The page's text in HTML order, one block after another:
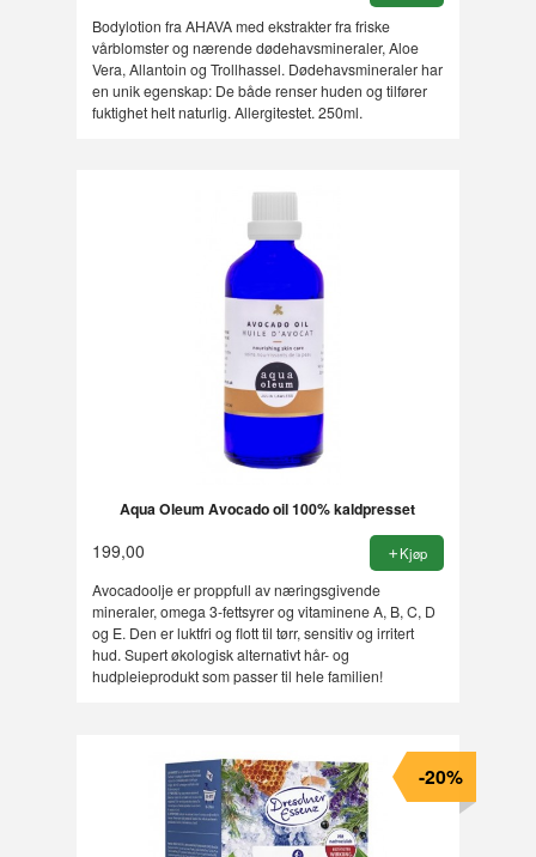
Bodylotion fra AHAVA med ekstrakter fra friske
vårblomster og nærende dødehavsmineraler, Aloe
Vera, Allantoin og Trollhassel. Dødehavsmineraler har
en unik egenskap: De både renser huden og tilfører
fuktighet helt naturlig. Allergitestet. 250ml.
Aqua Oleum Avocado oil 100% kaldpresset
199,00 Kjøp
Avocadoolje er proppfull av næringsgivende
mineraler, omega 3-fettsyrer og vitaminene A, B, C, D
og E. Den er luktfri og flott til tørr, sensitiv og irritert
hud. Supert økologisk alternativt hår- og
hudpleieprodukt som passer til hele familien!
-20%